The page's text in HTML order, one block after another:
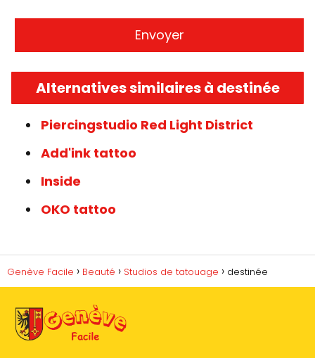
Alternatives similaires à destinée
Piercingstudio Red Light District
Add'ink tattoo
Inside
OKO tattoo
Genève Facile Beauté Studios de tatouage destinée